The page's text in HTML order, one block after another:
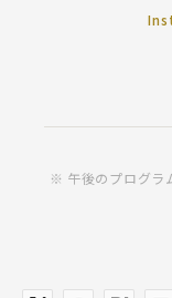
※ 午後のプログラ